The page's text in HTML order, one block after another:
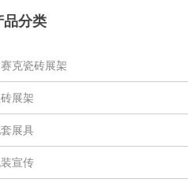
品分类
克瓷砖展架
展架
展具
宣传